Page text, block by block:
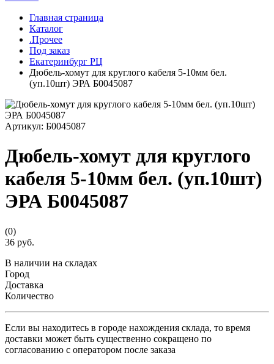
Главная страница
Каталог
.Прочее
Под заказ
Екатеринбург РЦ
Дюбель-хомут для круглого кабеля 5-10мм бел.
(уп.10шт) ЭРА Б0045087
Артикул: Б0045087
Дюбель-хомут для круглого
кабеля 5-10мм бел. (уп.10шт)
ЭРА Б0045087
(0)
36 руб.
В наличии на складах
Город
Доставка
Количество
Если вы находитесь в городе нахождения склада, то время
доставки может быть существенно сокращено по
согласованию с оператором после заказа